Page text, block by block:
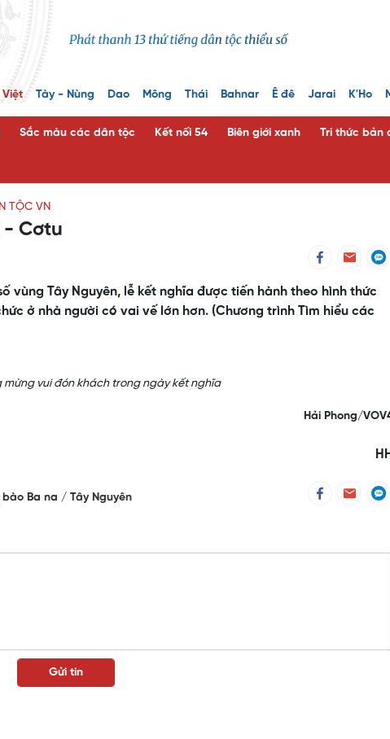
Việt Tày - Nùng Dao Mông Thái Bahnar Ê đê Jarai K'Ho
Sắc màu các dân tộc Kết nối 54 Biên giới xanh Tri thức bản
TỘC VN
- Cơtu
vùng Tây Nguyên, lễ kết nghĩa được tiến hành theo hình thức
ở nhà người có vai vế lớn hơn. (Chương trình Tìm hiểu các
mừng vui đón khách trong ngày kết nghĩa
Hải Phong/
HH
Ba na Tây Nguyên